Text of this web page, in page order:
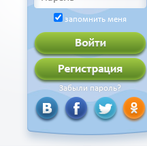
запомнить меня
Забыли пароль?